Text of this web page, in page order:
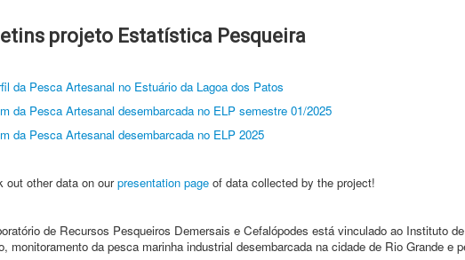
projeto Estatística Pesqueira
da Pesca Artesanal no Estuário da Lagoa dos Patos
da Pesca Artesanal desembarcada no ELP semestre 01/2025
da Pesca Artesanal desembarcada no ELP 2025
out other data on ourpresentation page of data collected by the project!
de Recursos Pesqueiros Demersais e Cefalópodes está vinculado ao Instituto
monitoramento da pesca marinha industrial desembarcada na cidade de Rio Grande e